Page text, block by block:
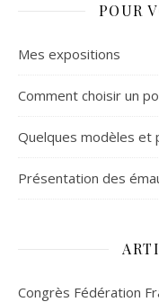
POUR
Mes expositions
Comment choisir un
Quelques modèles et
Présentation des
Congrès Fédération